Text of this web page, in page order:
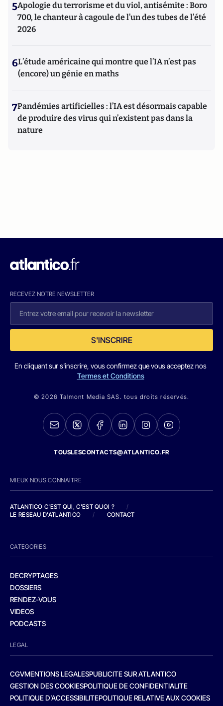
5Apologie du terrorisme et du viol, antisémite : Boro
700, le chanteur à cagoule de l’un des tubes de l’été
2026
6L’étude américaine qui montre que l’IA n’est pas
(encore) un génie en maths
7Pandémies artificielles : l’IA est désormais capable
de produire des virus qui n’existent pas dans la
nature
RECEVEZ NOTRE NEWSLETTER
S'INSCRIRE
En cliquant sur s'inscrire, vous confirmez que vous acceptez nos
Termes et Conditions
© 2026 Talmont Media SAS. tous droits réservés.
TOUSLESCONTACTS@ATLANTICO.FR
MIEUX NOUS CONNAITRE
ATLANTICO C'EST QUI, C'EST QUOI ?
/
LE RESEAU D'ATLANTICO
/ CONTACT
CATEGORIES
DECRYPTAGES
DOSSIERS
RENDEZ-VOUS
VIDEOS
PODCASTS
LEGAL
CGVMENTIONS LEGALESPUBLICITE SUR ATLANTICO
GESTION DES COOKIESPOLITIQUE DE CONFIDENTIALITE
POLITIQUE D’ACCESSIBILITEPOLITIQUE RELATIVE AUX COOKIES